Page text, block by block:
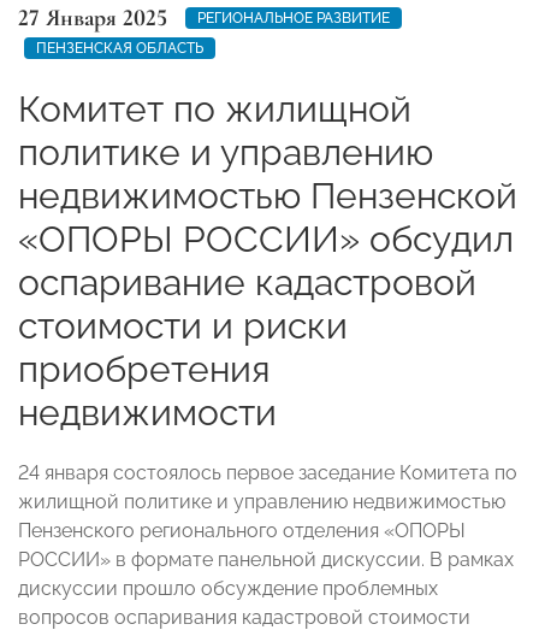
27 Января 2025
РЕГИОНАЛЬНОЕ РАЗВИТИЕ
ПЕНЗЕНСКАЯ ОБЛАСТЬ
Комитет по жилищной
политике и управлению
недвижимостью Пензенской
«ОПОРЫ РОССИИ» обсудил
оспаривание кадастровой
стоимости и риски
приобретения
недвижимости
24 января состоялось первое заседание Комитета по
жилищной политике и управлению недвижимостью
Пензенского регионального отделения «ОПОРЫ
РОССИИ» в формате панельной дискуссии. В рамках
дискуссии прошло обсуждение проблемных
вопросов оспаривания кадастровой стоимости